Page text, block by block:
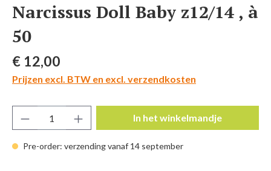
Narcissus Doll Baby z12/14 , à
50
Normale prijs:
€ 12,00
Prijzen excl. BTW en excl. verzendkosten
Pre-order: verzending vanaf 14 september
Producthoeveelheid: Voer de gewenste
In het winkelmandje